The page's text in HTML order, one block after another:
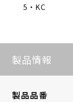
5・KC
製品情報
製品品番